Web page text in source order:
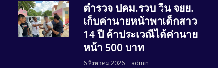
ตำรวจ ปคม.รวบ วิน จยย.
เก็บค่านายหน้าพาเด็กสาว
14 ปี ค้าประเวณีได้ค่านาย
หน้า 500 บาท
6 สิงหาคม 2026 admin